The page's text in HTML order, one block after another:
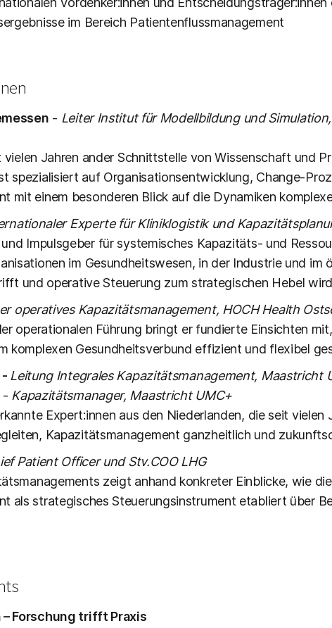
im Bereich Patientenflussmanagement
- Leiter Institut für Modellbildung und
vielen Jahren ander Schnittstelle von Wissenschaft und
spezialisiert auf Organisationsentwicklung, Change-
mit einem besonderen Blick auf die Dynamiken
Experte für Kliniklogistik und
Impulsgeber für systemisches Kapazitäts- und
im Gesundheitswesen, in der Industrie und
und operative Steuerung zum strategischen Hebel
operatives Kapazitätsmanagement, HOCH Health
operationalen Führung bringt er fundierte Einsichten
komplexen Gesundheitsverbund effizient und flexibel
- Leitung Integrales Kapazitätsmanagement, Maastricht
- Kapazitätsmanager, Maastricht UMC+
Expert:innen aus den Niederlanden, die seit vielen
Kapazitätsmanagement ganzheitlich und
Patient Officer und Stv.COO LHG
zeigt anhand konkreter Einblicke, wie
als strategisches Steuerungsinstrument etabliert über
Forschung trifft Praxis